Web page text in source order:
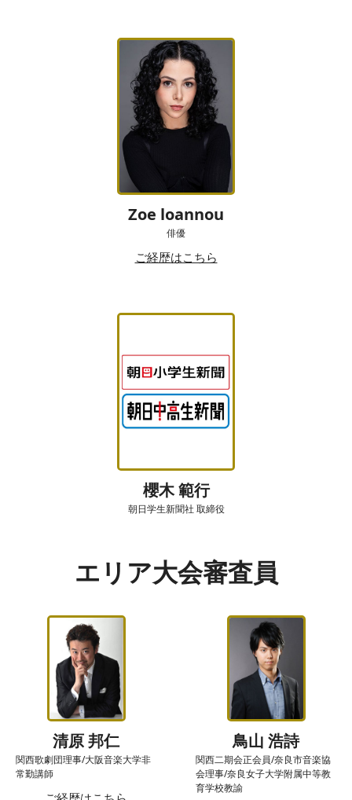
Zoe loannou
俳優
ご経歴はこちら
櫻木 範行
朝日学生新聞社 取締役
エリア大会審査員
清原 邦仁
関西歌劇団理事/大阪音楽大学非
常勤講師
鳥山 浩詩
関西二期会正会員/奈良市音楽協
会理事/奈良女子大学附属中等教
育学校教諭